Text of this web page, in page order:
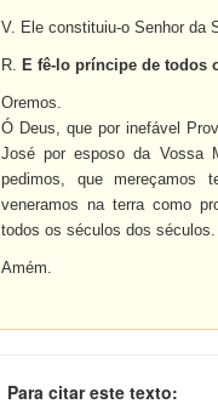
V. Ele constituiu-o Senhor da
R. E fê-lo príncipe de todos
Oremos.
Ó Deus, que por inefável
José por esposo da Vossa
pedimos, que
veneramos na terra como
todos os séculos dos séculos.
Amém.
Para citar este texto: